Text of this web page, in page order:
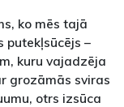
ko mēs tajā
putekļsūcējs –
kuru vajadzēja
grozāmās sviras
otrs izsūca